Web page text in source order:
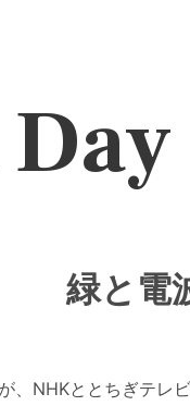
緑と電
、NHKととちぎテレ